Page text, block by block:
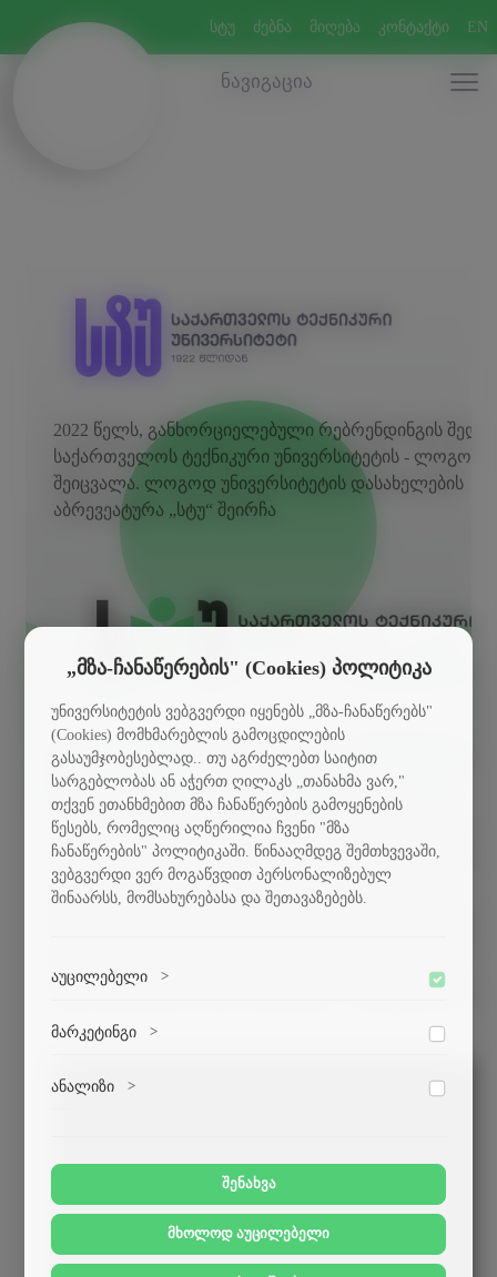
სტუ ძებნა მიღება კონტაქტი EN
ნავიგაცია
2022 წელს, განხორციელებული რებრენდინგის
საქართველოს ტექნიკური უნივერსიტეტის - ლოგო
შეიცვალა. ლოგოდ უნივერსიტეტის დასახელების
აბრევეატურა „სტუ“ შეირჩა
ფაკულტეტებისათვის განისაზღვრა
სიმბოლო: აბრევიატურის ელემენტი "ტ", რადგან
დასახელებაში მთავარი განმასხვავებელი სიტყვა
„ტექნიკური“ უნივერსიტეტის არსს გამოხატავს და
მასშია გადმოცემული თითოეული ფაკულტეტის
მახასიათებლები. აგრარული მეცნიერებებისა და
ბიოსისტემების ინჟინერინგის ფაკულტეტის
გახდა, სადაც ტ-ს მუცელი ფოთლების ვიზუალური
გამოსახულებაა, ხოლო წერტილი - ამ მცენარის
„მზა-ჩანაწერების" (Cookies) პოლიტიკა
უნივერსიტეტის ვებგვერდი იყენებს „მზა-ჩანაწერებს"
(Cookies) მომხმარებლის გამოცდილების
გასაუმჯობესებლად.. თუ აგრძელებთ საიტით
სარგებლობას ან აჭერთ ღილაკს „თანახმა ვარ,"
თქვენ ეთანხმებით მზა ჩანაწერების გამოყენების
წესებს, რომელიც აღწერილია ჩვენი "მზა
ჩანაწერების" პოლიტიკაში. წინააღმდეგ შემთხვევაში,
ვებგვერდი ვერ მოგაწვდით პერსონალიზებულ
შინაარსს, მომსახურებასა და შეთავაზებებს.
აუცილებელი >
ვებსაიტის გამართული ფუნქციონირებისთვის
აუცილებელი ქუქი-ფაილები.
მარკეტინგი >
მარკეტინგული ქუქი-ფაილები გვეხმარება
პერსონალიზებული კონტენტისა და რეკლამების
ანალიზი >
შენახვა
მხოლოდ აუცილებელი